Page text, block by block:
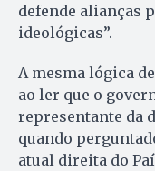
defende alianças
ideológicas”.
A mesma lógica
ao ler que o
representante da
quando
atual direita do